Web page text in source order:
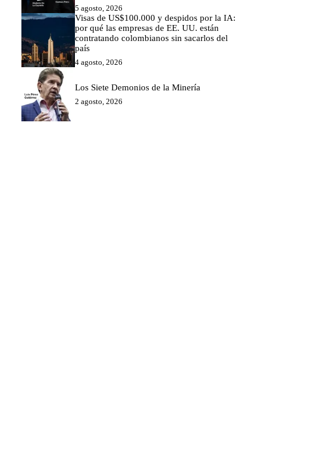
5 agosto, 2026
Visas de US$100.000 y despidos por la IA:
por qué las empresas de EE. UU. están
contratando colombianos sin sacarlos del
país
4 agosto, 2026
Los Siete Demonios de la Minería
2 agosto, 2026